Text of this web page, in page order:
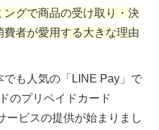
グで商品の受け取り・決
者が愛用する大きな理由
でも人気の「LINE Pay」で
のプリペイドカード
ービスの提供が始まりまし